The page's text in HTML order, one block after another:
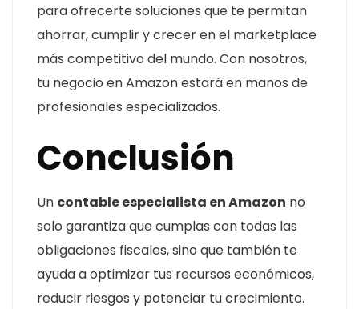
para ofrecerte soluciones que te permitan
ahorrar, cumplir y crecer en el marketplace
más competitivo del mundo. Con nosotros,
tu negocio en Amazon estará en manos de
profesionales especializados.
Conclusión
Un contable especialista en Amazon no
solo garantiza que cumplas con todas las
obligaciones fiscales, sino que también te
ayuda a optimizar tus recursos económicos,
reducir riesgos y potenciar tu crecimiento.